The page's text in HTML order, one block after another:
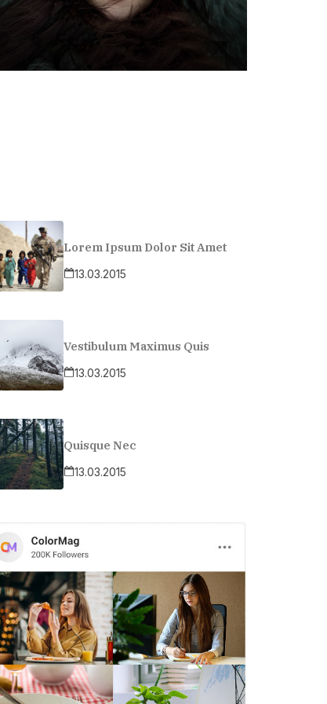
Lorem Ipsum Dolor Sit Amet
13.03.2015
Vestibulum Maximus Quis
13.03.2015
Quisque Nec
13.03.2015